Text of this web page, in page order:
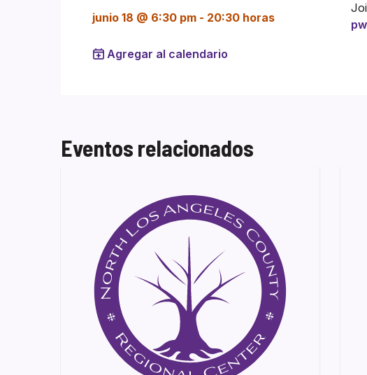
junio 18 @ 6:30 pm - 20:30 horas
Agregar al calendario
Eventos relacionados